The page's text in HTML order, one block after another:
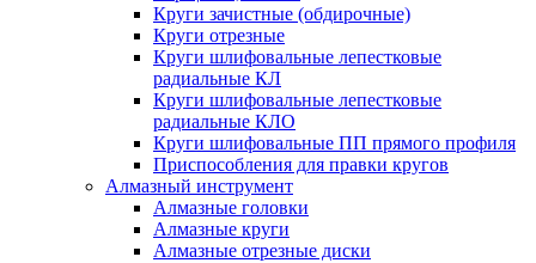
Круги зачистные (обдирочные)
Круги отрезные
Круги шлифовальные лепестковые
радиальные КЛ
Круги шлифовальные лепестковые
радиальные КЛО
Круги шлифовальные ПП прямого профиля
Приспособления для правки кругов
Алмазный инструмент
Алмазные головки
Алмазные круги
Алмазные отрезные диски